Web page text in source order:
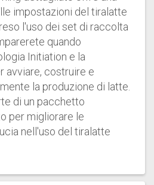
impostazioni del tiralatte
l'uso dei set di raccolta
quando
Initiation e la
avviare, costruire e
la produzione di latte.
di un pacchetto
per migliorare le
nell'uso del tiralatte